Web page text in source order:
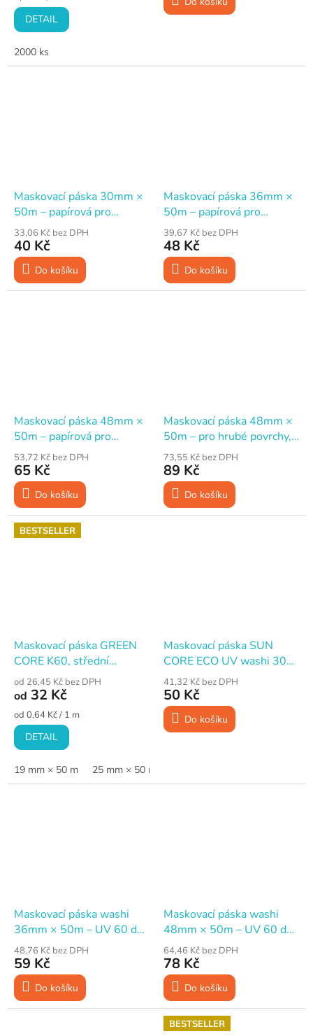
cena:
DETAIL
2000 ks
Maskovací páska 30mm ×
50m – papírová pro
malování, WHITE CORE
33,06 Kč bez DPH
40 Kč
Do košíku
Maskovací páska 36mm ×
50m – papírová pro
malování, WHITE CORE
39,67 Kč bez DPH
48 Kč
Do košíku
Maskovací páska 48mm ×
50m – papírová pro
malování, WHITE CORE
53,72 Kč bez DPH
65 Kč
Do košíku
Maskovací páska 48mm ×
50m – pro hrubé povrchy,
X-WAY
73,55 Kč bez DPH
89 Kč
Do košíku
BESTSELLER
Maskovací páska GREEN
CORE K60, střední
lepivost
od 26,45 Kč bez DPH
od 32 Kč
Měrná
cena:
od 0,64 Kč / 1 m
DETAIL
19 mm × 50 m 25 mm × 50 m
Maskovací páska SUN
CORE ECO UV washi 30
mm × 50 m
41,32 Kč bez DPH
50 Kč
Do košíku
Maskovací páska washi
36mm × 50m – UV 60 dní,
SUN CORE ECO
48,76 Kč bez DPH
59 Kč
Do košíku
Maskovací páska washi
48mm × 50m – UV 60 dní,
SUN CORE ECO
64,46 Kč bez DPH
78 Kč
Do košíku
BESTSELLER